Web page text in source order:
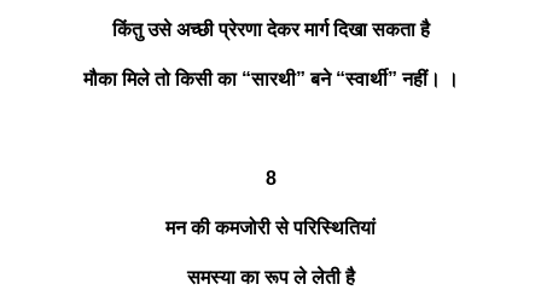
किंतु उसे अच्छी प्रेरणा देकर मार्ग दिखा सकता है
मौका मिले तो किसी का “सारथी” बने “स्वार्थी” नहीं। ।
8
मन की कमजोरी से परिस्थितियां
समस्या का रूप ले लेती है